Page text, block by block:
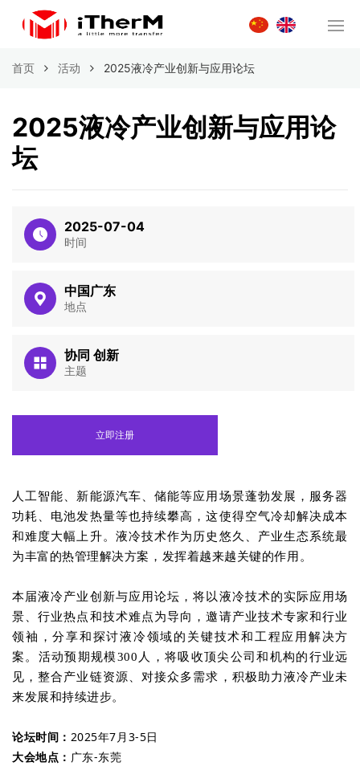
首页 活动 2025液冷产业创新与应用论坛
2025液冷产业创新与应用论
坛
2025-07-04
时间
中国广东
地点
协同 创新
主题
立即注册
人工智能、新能源汽车、储能等应用场景蓬勃发展，服务器
功耗、电池发热量等也持续攀高，这使得空气冷却解决成本
和难度大幅上升。液冷技术作为历史悠久、产业生态系统最
为丰富的热管理解决方案，发挥着越来越关键的作用。
本届液冷产业创新与应用论坛，将以液冷技术的实际应用场
景、行业热点和技术难点为导向，邀请产业技术专家和行业
领袖，分享和探讨液冷领域的关键技术和工程应用解决方
案。活动预期规模300人，将吸收顶尖公司和机构的行业远
见，整合产业链资源、对接众多需求，积极助力液冷产业未
来发展和持续进步。
论坛时间： 2025年7月3-5日
大会地点： 广东-东莞